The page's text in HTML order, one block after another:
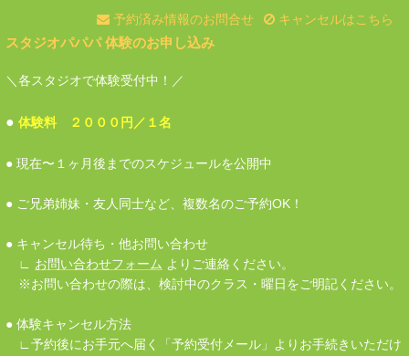
予約済み情報のお問合せ キャンセルはこちら
スタジオパパパ 体験のお申し込み
＼各スタジオで体験受付中！／
● 体験料 ２０００円／１名
● 現在〜１ヶ月後までのスケジュールを公開中
● ご兄弟姉妹・友人同士など、複数名のご予約OK！
● キャンセル待ち・他お問い合わせ
∟ お問い合わせフォーム よりご連絡ください。
※お問い合わせの際は、検討中のクラス・曜日をご明記ください。
● 体験キャンセル方法
∟予約後にお手元へ届く「予約受付メール」よりお手続きいただけ